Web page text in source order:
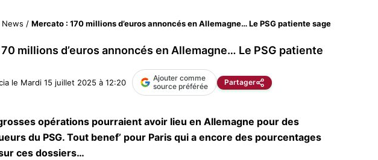
News / Mercato : 170 millions d’euros annoncés en Allemagne… Le PSG patiente sagement
millions d’euros annoncés en Allemagne… Le PSG patiente
le Mardi 15 juillet 2025 à 12:20
Ajouter comme
source préférée
Partager
opérations pourraient avoir lieu en Allemagne pour des
du PSG. Tout benef’ pour Paris qui a encore des pourcentages
ces dossiers…